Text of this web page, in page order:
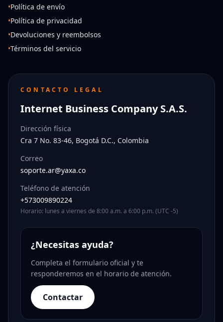
•Política de envío
•Política de privacidad
•Devoluciones y reembolsos
•Términos del servicio
CONTACTO LEGAL
Internet Business Company S.A.S.
Dirección física
Cra 7 No. 83-46, Bogotá D.C., Colombia
Correo
soporte.ar@yaxa.co
Teléfono de atención
+573009890224
Horario: lunes a viernes de 8:00 a.m. a 6:00 p.m. (UTC -5)
¿Necesitas ayuda?
Completa el formulario oficial y te
responderemos en el horario de atención.
Contactar